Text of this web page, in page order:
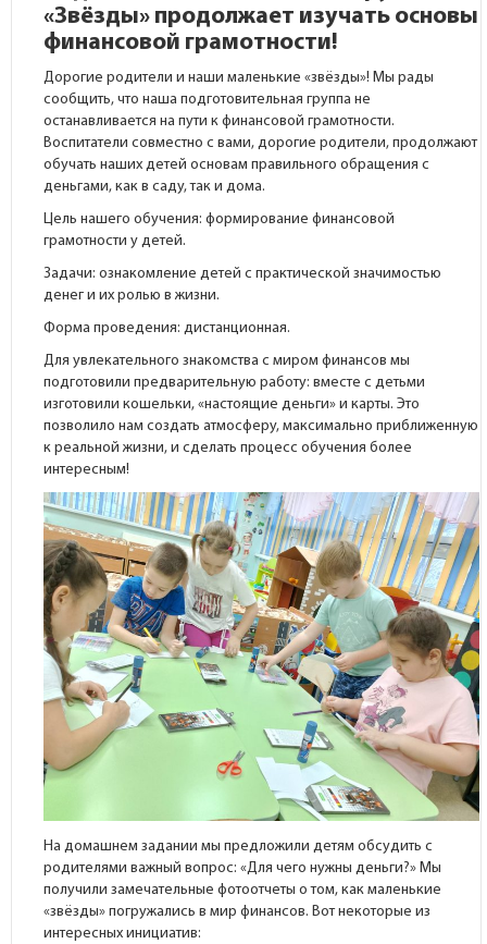
«Звёзды» продолжает изучать основы
финансовой грамотности!
Дорогие родители и наши маленькие «звёзды»! Мы рады
сообщить, что наша подготовительная группа не
останавливается на пути к финансовой грамотности.
Воспитатели совместно с вами, дорогие родители, продолжают
обучать наших детей основам правильного обращения с
деньгами, как в саду, так и дома.
Цель нашего обучения: формирование финансовой
грамотности у детей.
Задачи: ознакомление детей с практической значимостью
денег и их ролью в жизни.
Форма проведения: дистанционная.
Для увлекательного знакомства с миром финансов мы
подготовили предварительную работу: вместе с детьми
изготовили кошельки, «настоящие деньги» и карты. Это
позволило нам создать атмосферу, максимально приближенную
к реальной жизни, и сделать процесс обучения более
интересным!
На домашнем задании мы предложили детям обсудить с
родителями важный вопрос: «Для чего нужны деньги?» Мы
получили замечательные фотоотчеты о том, как маленькие
«звёзды» погружались в мир финансов. Вот некоторые из
интересных инициатив: